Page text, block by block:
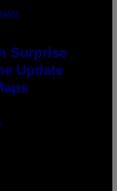
Surprise
Update